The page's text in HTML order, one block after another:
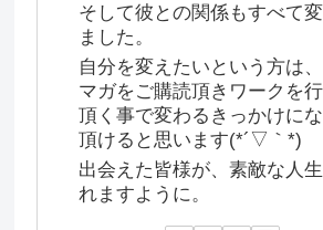
そして彼との関係もすべて
ました。
自分を変えたいという方は
マガをご購読頂きワークを
頂く事で変わるきっかけに
頂けると思います(*´▽｀*)
出会えた皆様が、素敵な人
れますように。